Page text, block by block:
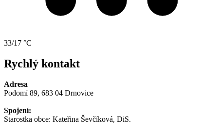
33/17 °C
Rychlý kontakt
Adresa
Podomí 89, 683 04 Drnovice
Spojení:
Starostka obce: Kateřina Ševčíková, DiS.